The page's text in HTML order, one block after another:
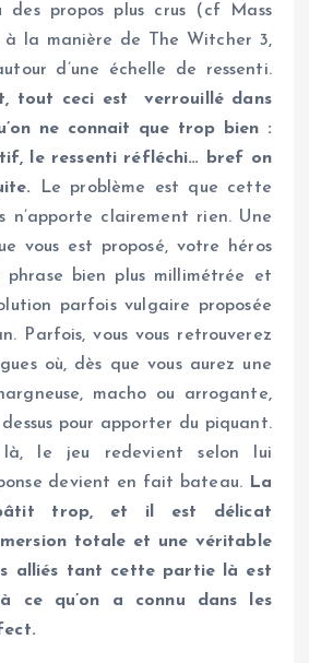
des propos plus crus (cf Mass
la manière de The Witcher 3,
d’une échelle de ressenti.
tout ceci est verrouillé dans
ne connait que trop bien :
le ressenti réfléchi… bref on
Le problème est que cette
n’apporte clairement rien. Une
vous est proposé, votre héros
phrase bien plus millimétrée et
parfois vulgaire proposée
Parfois, vous vous retrouverez
où, dès que vous aurez une
macho ou arrogante,
pour apporter du piquant.
le jeu redevient selon lui
devient en fait bateau.
La
trop, et il est délicat
totale et une véritable
alliés tant cette partie là est
ce qu’on a connu dans les